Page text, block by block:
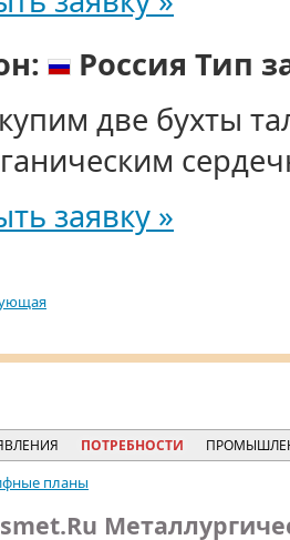
Россия Тип
две бухты
заявку »
ПОТРЕБНОСТИ
планы